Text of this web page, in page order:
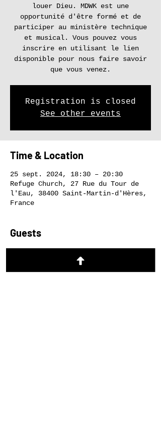
louer Dieu. MDWK est une
opportunité d'être formé et de
participer au ministère technique
et musical. Vous pouvez vous
inscrire en utilisant le lien
disponible pour nous faire savoir
que vous venez.
Registration is closed
See other events
Time & Location
25 sept. 2024, 18:30 – 20:30
Refuge Church, 27 Rue du Tour de
l'Eau, 38400 Saint-Martin-d'Hères,
France
Guests